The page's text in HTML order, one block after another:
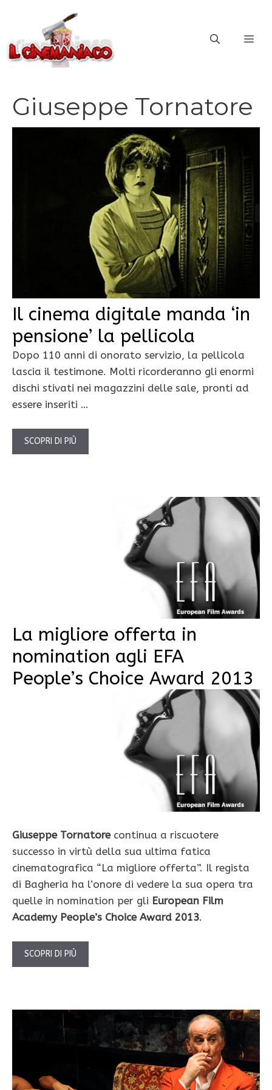
contenuto
Giuseppe Tornatore
Il cinema digitale manda ‘in
pensione’ la pellicola
Dopo 110 anni di onorato servizio, la pellicola
lascia il testimone. Molti ricorderanno gli enormi
dischi stivati nei magazzini delle sale, pronti ad
essere inseriti …
SCOPRI DI PIÙ
La migliore offerta in
nomination agli EFA
People’s Choice Award 2013
Giuseppe Tornatorecontinua a riscuotere
successo in virtù della sua ultima fatica
cinematografica “La migliore offerta”. Il regista
di Bagheria ha l’onore di vedere la sua opera tra
quelle in nomination per gli European Film
Academy People’s Choice Award 2013.
SCOPRI DI PIÙ